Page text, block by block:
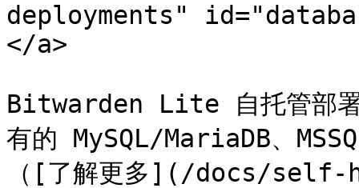
deployments"
</a>
Bitwarden Lite 自托管部署
有的 MySQL/MariaDB、
（[了解更多](/docs/